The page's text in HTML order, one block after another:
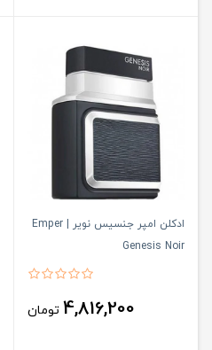
ادکلن امپر جنسیس نویر | Emper
Genesis Noir
4,816,200 تومان